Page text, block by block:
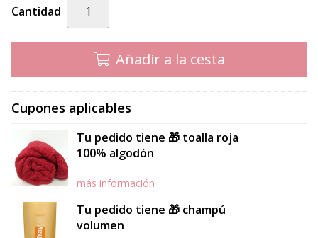
Cantidad
Añadir a la cesta
Cupones aplicables
Tu pedido tiene 🎁 toalla roja
100% algodón
más información
Tu pedido tiene 🎁 champú
volumen